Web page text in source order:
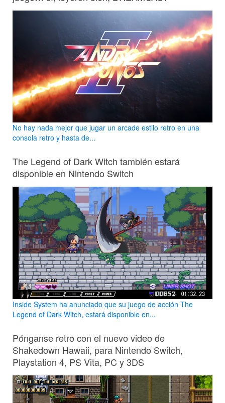
No hay nada mejor que jugar un arcade estilo retro en una
consola retro y hasta de...
The Legend of Dark Witch también estará
disponible en Nintendo Switch
Inside System ha anunciado que su juego de acción The
Legend of Dark Witch, estará disponible en...
Pónganse retro con el nuevo video de
Shakedown Hawaii, para Nintendo Switch,
Playstation 4, PS Vita, PC y 3DS